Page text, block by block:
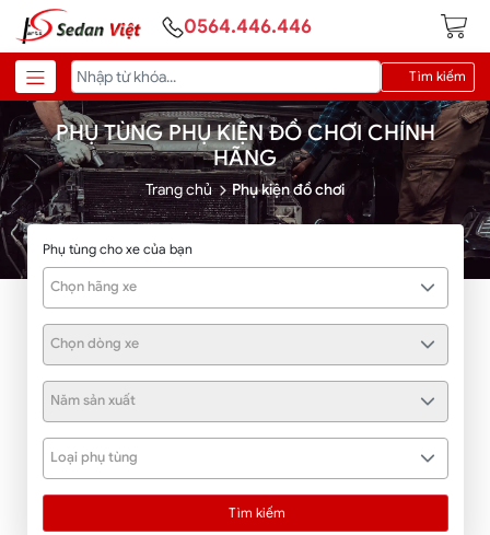
0564.446.446
Tìm kiếm
PHỤ TÙNG PHỤ KIỆN ĐỒ CHƠI CHÍNH
HÃNG
Trang chủ Phụ kiện đồ chơi
Phụ tùng cho xe của bạn
Chọn hãng xe
Chọn dòng xe
Năm sản xuất
Loại phụ tùng
Tìm kiếm